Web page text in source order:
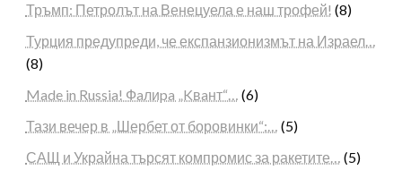
Тръмп: Петролът на Венецуела е наш трофей! (8)
Турция предупреди, че експанзионизмът на Израел…
(8)
Made in Russia! Фaлиpa „Kвaнт“… (6)
Тази вечер в „Шербет от боровинки“:… (5)
САЩ и Украйна търсят компромис за ракетите… (5)